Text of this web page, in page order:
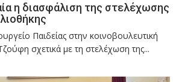
η διασφάλιση της στελέχωσης
Παιδείας στην κοινοβουλευτική
σχετικά με τη στελέχωση της...